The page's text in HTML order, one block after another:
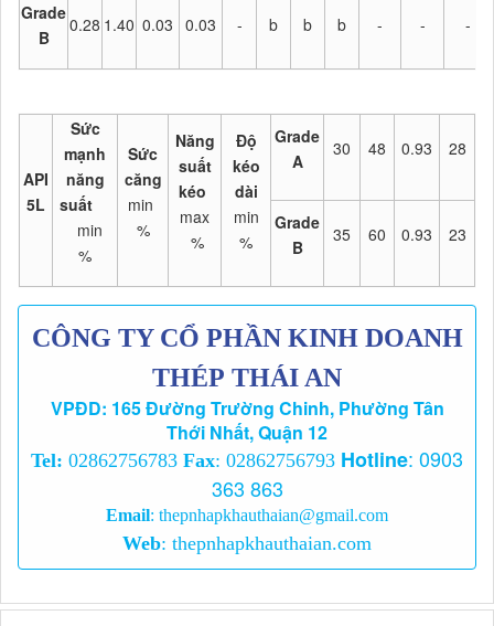
Grade
B
0.28 1.40 0.03 0.03 - b b b - - -
API
5L
Sức
mạnh
năng
suất
min
%
Sức
căng
min
%
Năng
suất
kéo
max
%
Độ
kéo
dài
min
%
Grade
A
30 48 0.93 28
Grade
B
35 60 0.93 23
CÔNG TY CỔ PHẦN KINH DOANH
THÉP THÁI AN
VPĐD: 165 Đường Trường Chinh, Phường Tân
Thới Nhất, Quận 12
Tel: 02862756783 Fax: 02862756793 Hotline: 0903
363 863
Email: thepnhapkhauthaian@gmail.com
Web: thepnhapkhauthaian.com